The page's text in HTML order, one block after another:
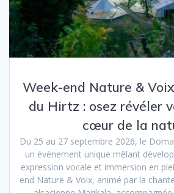
Week-end Nature &
du Hirtz : osez révéler
cœur de la
Du 25 au 27 septembre 2026, le
un événement unique mêlant
expression vocale et immersion en
end Nature & Voix, animé par la